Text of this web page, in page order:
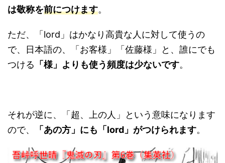
は敬称を前につけます。
ただ、「lord」はかなり高貴な人に対して使うの
で、日本語の、「お客様」「佐藤様」と、誰にでも
つける 「様」よりも使う頻度は少ないです。
それが逆に、「超、上の人」という意味になります
ので、
「あの方」にも「lord」がつけられます。